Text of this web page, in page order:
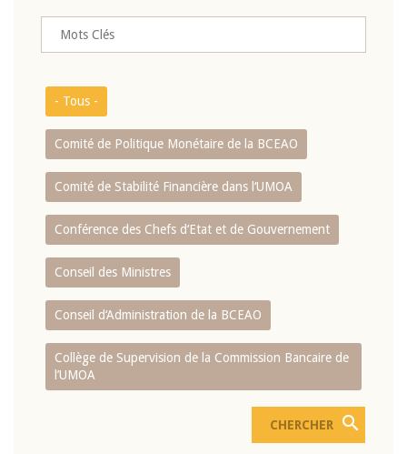
- Tous -
Comité de Politique Monétaire de la BCEAO
Comité de Stabilité Financière dans l‘UMOA
Conférence des Chefs d‘Etat et de Gouvernement
Conseil des Ministres
Conseil d‘Administration de la BCEAO
Collège de Supervision de la Commission Bancaire de
l’UMOA